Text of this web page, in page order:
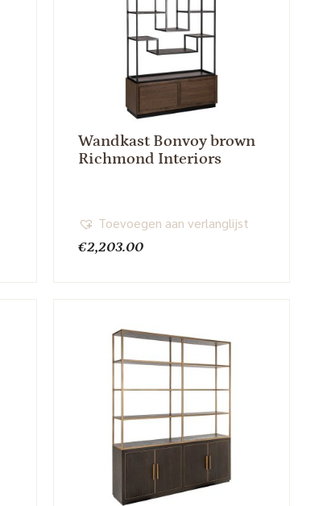
Wandkast Bonvoy brown
Richmond Interiors
€2,203.00
Toevoegen aan verlanglijst